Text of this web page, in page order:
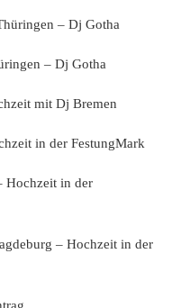
– Dj Gotha
– Dj Gotha
mit Dj Bremen
in der FestungMark
Hochzeit in der
– Hochzeit in der